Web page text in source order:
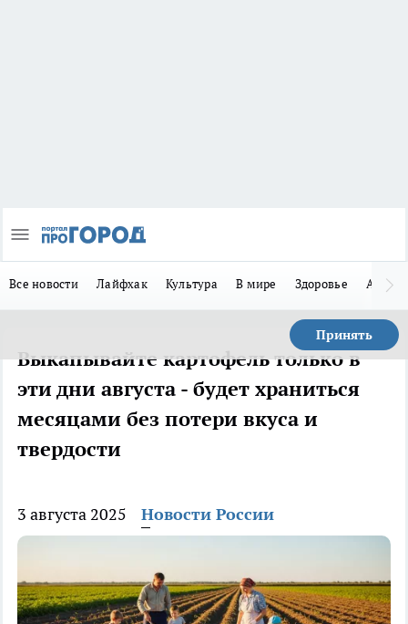
Все новости Лайфхак Культура В мире Здоровье Авто
Принять
Выкапывайте картофель только в
эти дни августа - будет храниться
месяцами без потери вкуса и
твердости
3 августа 2025 Новости России